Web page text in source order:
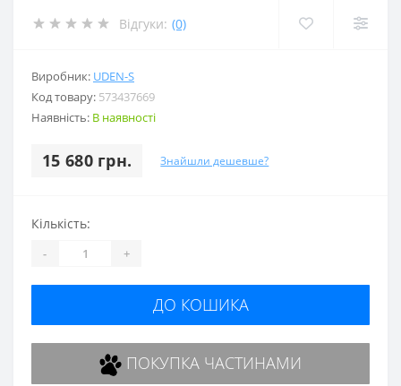
Відгуки: (0)
Виробник: UDEN-S
Код товару: 573437669
Наявність: В наявності
15 680 грн. Знайшли дешевше?
Кількість:
- +
ДО КОШИКА
ПОКУПКА ЧАСТИНАМИ